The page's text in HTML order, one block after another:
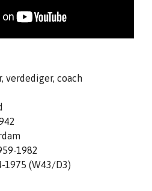
verdediger, coach
1982
1975 (W43/D3)